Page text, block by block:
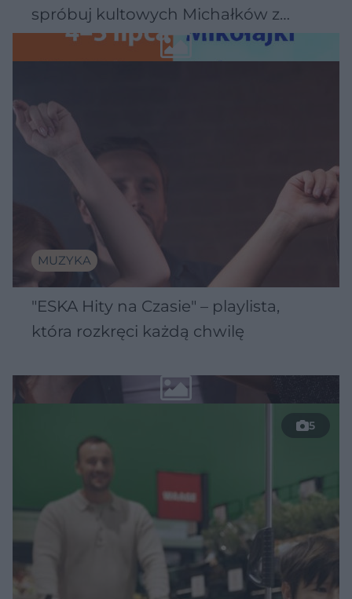
spróbuj kultowych Michałków z
Wawelu
MUZYKA
"ESKA Hity na Czasie" – playlista,
która rozkręci każdą chwilę
5